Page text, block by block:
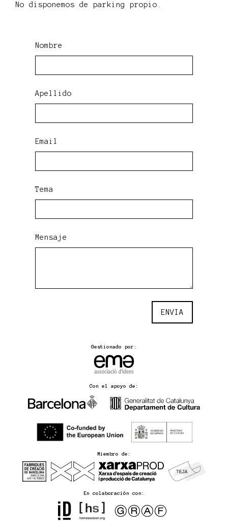
No disponemos de parking propio.
Nombre
Apellido
Email
Tema
Mensaje
ENVIA
Gestionado por:
Con el apoyo de:
Miembro de:
En colaboración con: